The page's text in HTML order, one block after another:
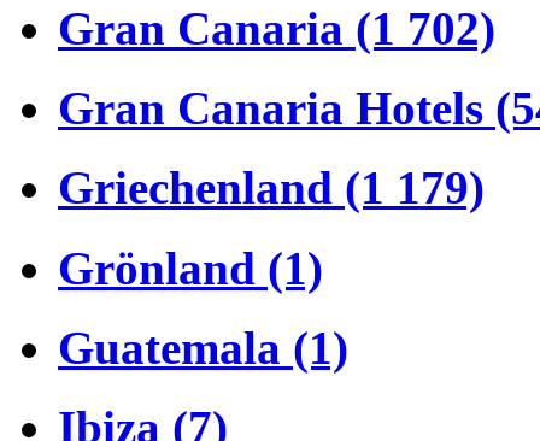
Gran Canaria (1 702)
Gran Canaria Hotels
Griechenland (1 179)
Grönland (1)
Guatemala (1)
Ibiza (7)